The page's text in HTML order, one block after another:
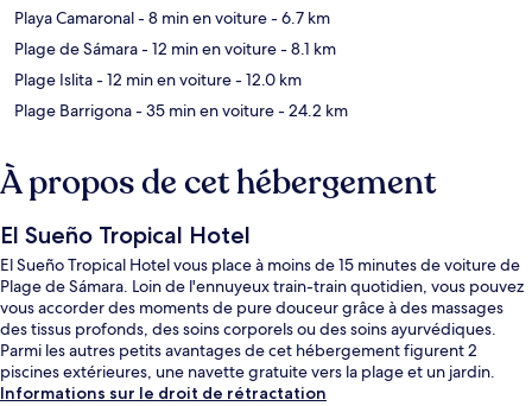
Playa Camaronal- 8 min en voiture- 6.7 km
Plage de Sámara- 12 min en voiture- 8.1 km
Plage Islita- 12 min en voiture- 12.0 km
Plage Barrigona- 35 min en voiture- 24.2 km
À propos de cet hébergement
El Sueño Tropical Hotel
El Sueño Tropical Hotel vous place à moins de 15 minutes de voiture de
Plage de Sámara. Loin de l'ennuyeux train-train quotidien, vous pouvez
vous accorder des moments de pure douceur grâce à des massages
des tissus profonds, des soins corporels ou des soins ayurvédiques.
Parmi les autres petits avantages de cet hébergement figurent 2
piscines extérieures, une navette gratuite vers la plage et un jardin.
Informations sur le droit de rétractation